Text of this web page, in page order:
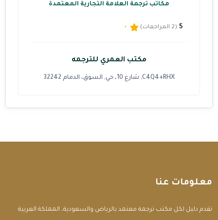
مكاتب ترجمة العلامة التجارية المعتمدة
5 (2 المراجعات)
مكتب العمري للترجمه
C4Q4+RHX, شارع 10، حي, السوق، الدمام 32242
معلومات عنا
تقدم دليل لكل مكتب ترجمة معتمد بالرياض والسعودية، المملكة العربية